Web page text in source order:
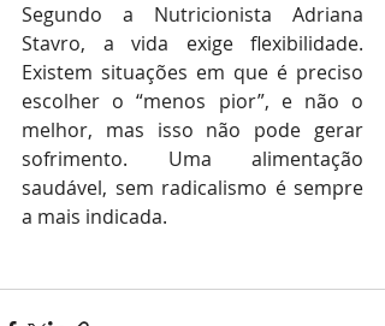
Segundo a Nutricionista Adriana
Stavro, a vida exige flexibilidade.
Existem situações em que é preciso
escolher o “menos pior”, e não o
melhor, mas isso não pode gerar
sofrimento. Uma alimentação
saudável, sem radicalismo é sempre
a mais indicada.